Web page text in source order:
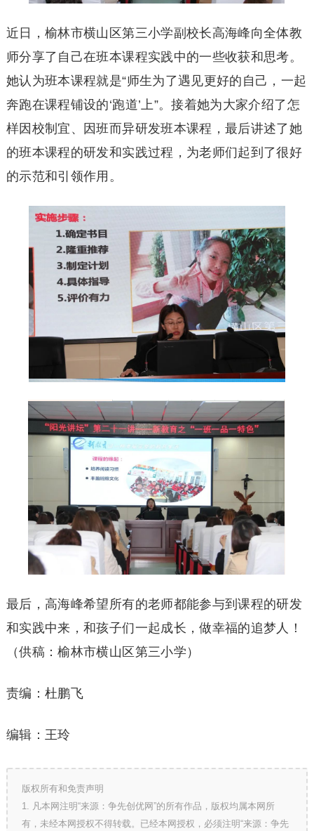
近日，榆林市横山区第三小学副校长高海峰向全体教
师分享了自己在班本课程实践中的一些收获和思考。
她认为班本课程就是“师生为了遇见更好的自己，一起
奔跑在课程铺设的‘跑道’上”。接着她为大家介绍了怎
样因校制宜、因班而异研发班本课程，最后讲述了她
的班本课程的研发和实践过程，为老师们起到了很好
的示范和引领作用。
最后，高海峰希望所有的老师都能参与到课程的研发
和实践中来，和孩子们一起成长，做幸福的追梦人！
（供稿：榆林市横山区第三小学）
责编：杜鹏飞
编辑：王玲
版权所有和免责声明
1. 凡本网注明“来源：争先创优网”的所有作品，版权均属本网所
有，未经本网授权不得转载。已经本网授权，必须注明“来源：争先